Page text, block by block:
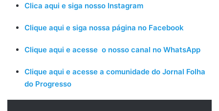
Clica aqui e siga nosso Instagram
Clique aqui e siga nossa página no Facebook
Clique aqui e acesse o nosso canal no WhatsApp
Clique aqui e acesse a comunidade do Jornal Folha
do Progresso